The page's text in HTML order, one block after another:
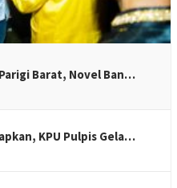
Barat, Novel Ban…
KPU Pulpis Gela…